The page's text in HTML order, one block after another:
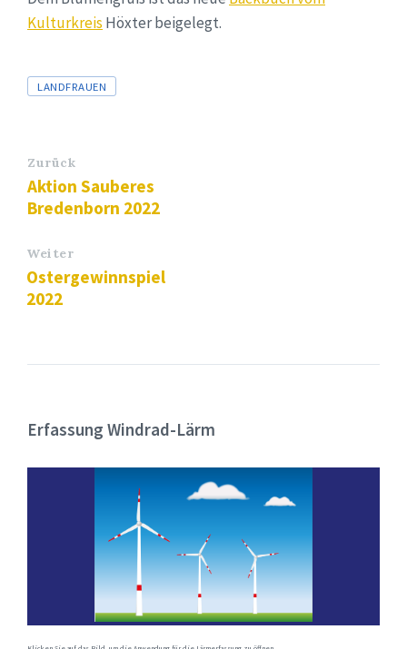
Kulturkreis Höxter beigelegt.
Tags
LANDFRAUEN
Zurück
Aktion Sauberes
Bredenborn 2022
Weiter
Ostergewinnspiel
2022
Erfassung Windrad-Lärm